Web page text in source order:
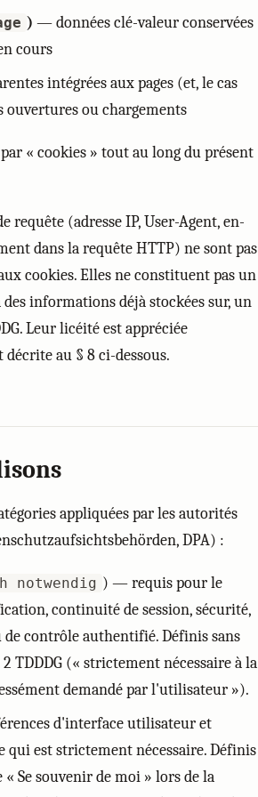
) — données clé-valeur conservées
cours
intégrées aux pages (et, le cas
ouvertures ou chargements
« cookies » tout au long du présent
requête (adresse IP, User-Agent, en-
dans la requête HTTP) ne sont pas
cookies. Elles ne constituent pas un
informations déjà stockées sur, un
Leur licéité est appréciée
au § 8 ci-dessous.
appliquées par les autorités
DPA) :
notwendig ) — requis pour le
continuité de session, sécurité,
contrôle authentifié. Définis sans
TDDDG (« strictement nécessaire à la
demandé par l'utilisateur »).
d'interface utilisateur et
est strictement nécessaire. Définis
Se souvenir de moi » lors de la